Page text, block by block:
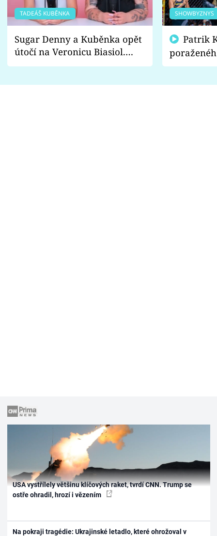
TADEÁŠ KUBĚNKA
Sugar Denny a Kuběnka opět
útočí na Veronicu Biasiol.
Proč je podle nich falešná a
SHOWBYZNYS
fanoušci
USA vystřílely většinu klíčových raket, tvrdí CNN. Trump se
ostře ohradil, hrozí i vězením
Na pokraji tragédie: Ukrajinské letadlo, které ohrožoval v